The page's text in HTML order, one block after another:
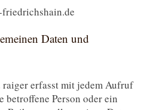
Daten und
erfasst mit jedem Aufruf
betroffene Person oder ein